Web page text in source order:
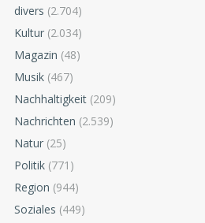
divers (2.704)
Kultur (2.034)
Magazin (48)
Musik (467)
Nachhaltigkeit (209)
Nachrichten (2.539)
Natur (25)
Politik (771)
Region (944)
Soziales (449)